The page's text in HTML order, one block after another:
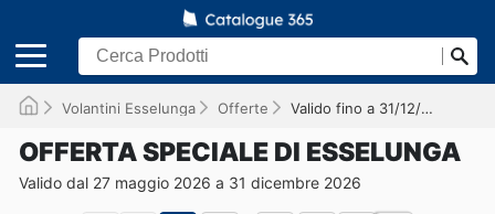
Volantini Esselunga Offerte Valido fino a 31/12/2026
OFFERTA SPECIALE DI ESSELUNGA
Valido dal 27 maggio 2026 a 31 dicembre 2026